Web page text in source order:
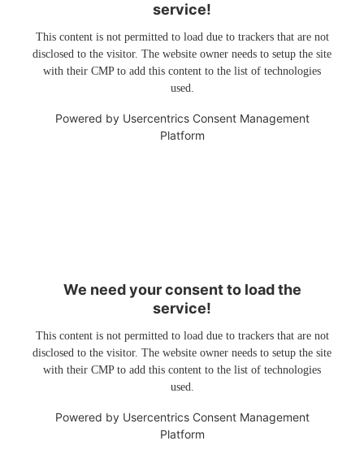
service!
This content is not permitted to load due to trackers that are not
disclosed to the visitor. The website owner needs to setup the site
with their CMP to add this content to the list of technologies
used.
Powered by Usercentrics Consent Management
Platform
We need your consent to load the
service!
This content is not permitted to load due to trackers that are not
disclosed to the visitor. The website owner needs to setup the site
with their CMP to add this content to the list of technologies
used.
Powered by Usercentrics Consent Management
Platform